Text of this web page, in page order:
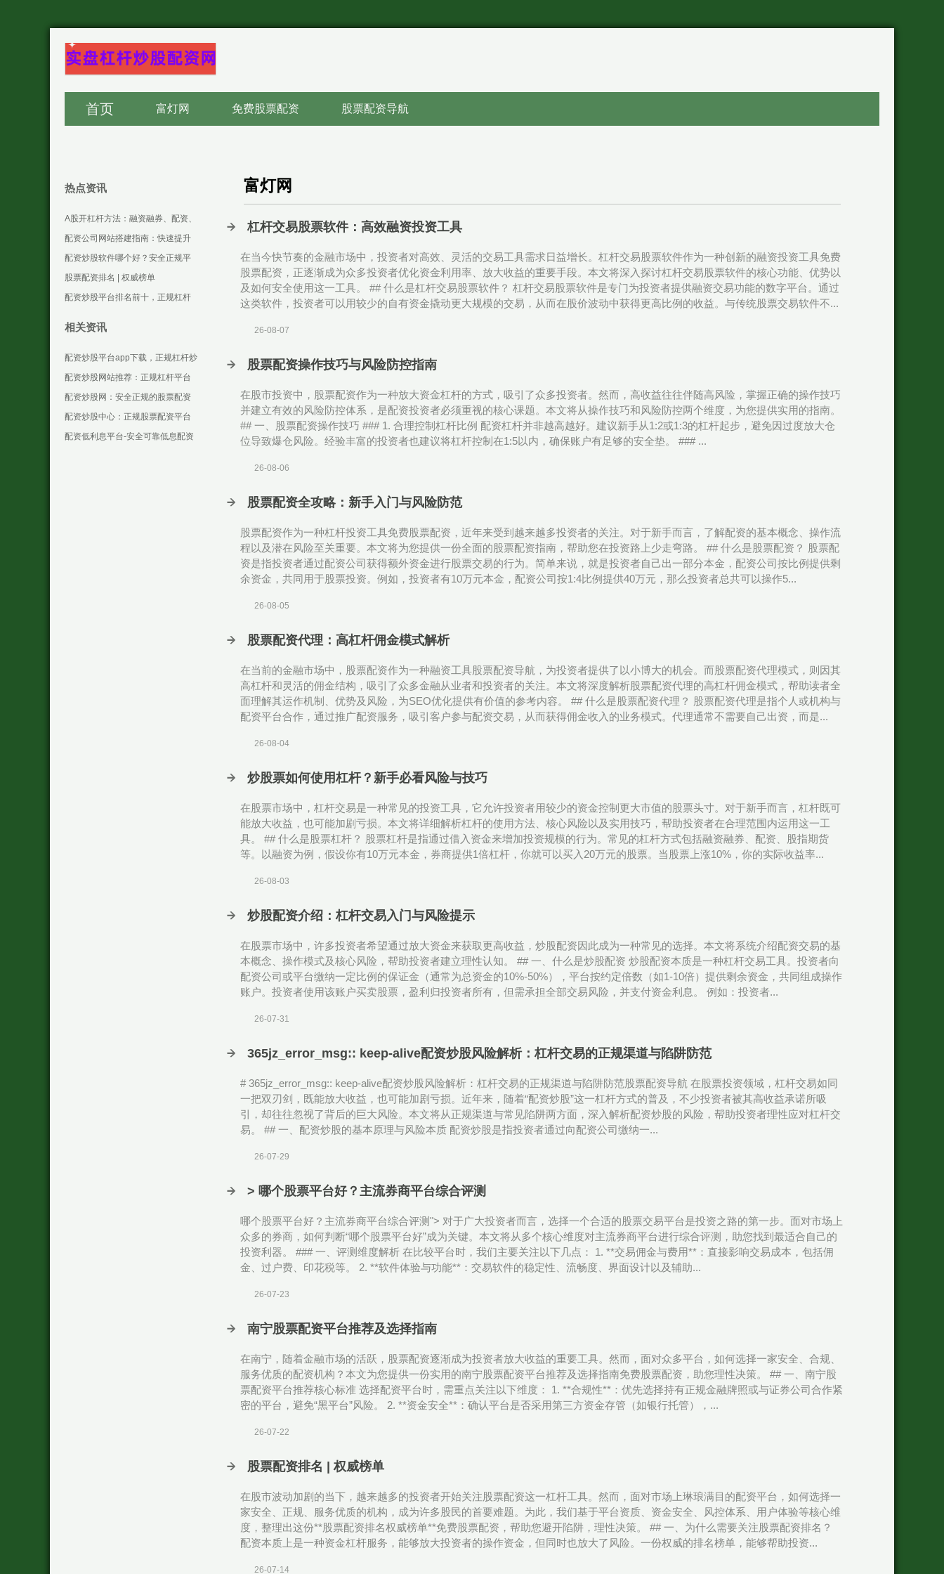
首页 富灯网 免费股票配资 股票配资导航
富灯网
杠杆交易股票软件：高效融资投资工具
在当今快节奏的金融市场中，投资者对高效、灵活的交易工具需求日益增长。杠杆交易股票软件作为一种创新的融资投资工具免费
股票配资，正逐渐成为众多投资者优化资金利用率、放大收益的重要手段。本文将深入探讨杠杆交易股票软件的核心功能、优势以
及如何安全使用这一工具。 ## 什么是杠杆交易股票软件？ 杠杆交易股票软件是专门为投资者提供融资交易功能的数字平台。通过
这类软件，投资者可以用较少的自有资金撬动更大规模的交易，从而在股价波动中获得更高比例的收益。与传统股票交易软件不...
26-08-07
股票配资操作技巧与风险防控指南
在股市投资中，股票配资作为一种放大资金杠杆的方式，吸引了众多投资者。然而，高收益往往伴随高风险，掌握正确的操作技巧
并建立有效的风险防控体系，是配资投资者必须重视的核心课题。本文将从操作技巧和风险防控两个维度，为您提供实用的指南。
## 一、股票配资操作技巧 ### 1. 合理控制杠杆比例 配资杠杆并非越高越好。建议新手从1:2或1:3的杠杆起步，避免因过度放大仓
位导致爆仓风险。经验丰富的投资者也建议将杠杆控制在1:5以内，确保账户有足够的安全垫。 ### ...
26-08-06
股票配资全攻略：新手入门与风险防范
股票配资作为一种杠杆投资工具免费股票配资，近年来受到越来越多投资者的关注。对于新手而言，了解配资的基本概念、操作流
程以及潜在风险至关重要。本文将为您提供一份全面的股票配资指南，帮助您在投资路上少走弯路。 ## 什么是股票配资？ 股票配
资是指投资者通过配资公司获得额外资金进行股票交易的行为。简单来说，就是投资者自己出一部分本金，配资公司按比例提供剩
余资金，共同用于股票投资。例如，投资者有10万元本金，配资公司按1:4比例提供40万元，那么投资者总共可以操作5...
26-08-05
股票配资代理：高杠杆佣金模式解析
在当前的金融市场中，股票配资作为一种融资工具股票配资导航，为投资者提供了以小博大的机会。而股票配资代理模式，则因其
高杠杆和灵活的佣金结构，吸引了众多金融从业者和投资者的关注。本文将深度解析股票配资代理的高杠杆佣金模式，帮助读者全
面理解其运作机制、优势及风险，为SEO优化提供有价值的参考内容。 ## 什么是股票配资代理？ 股票配资代理是指个人或机构与
配资平台合作，通过推广配资服务，吸引客户参与配资交易，从而获得佣金收入的业务模式。代理通常不需要自己出资，而是...
26-08-04
炒股票如何使用杠杆？新手必看风险与技巧
在股票市场中，杠杆交易是一种常见的投资工具，它允许投资者用较少的资金控制更大市值的股票头寸。对于新手而言，杠杆既可
能放大收益，也可能加剧亏损。本文将详细解析杠杆的使用方法、核心风险以及实用技巧，帮助投资者在合理范围内运用这一工
具。 ## 什么是股票杠杆？ 股票杠杆是指通过借入资金来增加投资规模的行为。常见的杠杆方式包括融资融券、配资、股指期货
等。以融资为例，假设你有10万元本金，券商提供1倍杠杆，你就可以买入20万元的股票。当股票上涨10%，你的实际收益率...
26-08-03
炒股配资介绍：杠杆交易入门与风险提示
在股票市场中，许多投资者希望通过放大资金来获取更高收益，炒股配资因此成为一种常见的选择。本文将系统介绍配资交易的基
本概念、操作模式及核心风险，帮助投资者建立理性认知。 ## 一、什么是炒股配资 炒股配资本质是一种杠杆交易工具。投资者向
配资公司或平台缴纳一定比例的保证金（通常为总资金的10%-50%），平台按约定倍数（如1-10倍）提供剩余资金，共同组成操作
账户。投资者使用该账户买卖股票，盈利归投资者所有，但需承担全部交易风险，并支付资金利息。 例如：投资者...
26-07-31
365jz_error_msg:: keep-alive配资炒股风险解析：杠杆交易的正规渠道与陷阱防范
# 365jz_error_msg:: keep-alive配资炒股风险解析：杠杆交易的正规渠道与陷阱防范股票配资导航 在股票投资领域，杠杆交易如同
一把双刃剑，既能放大收益，也可能加剧亏损。近年来，随着“配资炒股”这一杠杆方式的普及，不少投资者被其高收益承诺所吸
引，却往往忽视了背后的巨大风险。本文将从正规渠道与常见陷阱两方面，深入解析配资炒股的风险，帮助投资者理性应对杠杆交
易。 ## 一、配资炒股的基本原理与风险本质 配资炒股是指投资者通过向配资公司缴纳一...
26-07-29
> 哪个股票平台好？主流券商平台综合评测
哪个股票平台好？主流券商平台综合评测"> 对于广大投资者而言，选择一个合适的股票交易平台是投资之路的第一步。面对市场上
众多的券商，如何判断“哪个股票平台好”成为关键。本文将从多个核心维度对主流券商平台进行综合评测，助您找到最适合自己的
投资利器。 ### 一、评测维度解析 在比较平台时，我们主要关注以下几点： 1. **交易佣金与费用**：直接影响交易成本，包括佣
金、过户费、印花税等。 2. **软件体验与功能**：交易软件的稳定性、流畅度、界面设计以及辅助...
26-07-23
南宁股票配资平台推荐及选择指南
在南宁，随着金融市场的活跃，股票配资逐渐成为投资者放大收益的重要工具。然而，面对众多平台，如何选择一家安全、合规、
服务优质的配资机构？本文为您提供一份实用的南宁股票配资平台推荐及选择指南免费股票配资，助您理性决策。 ## 一、南宁股
票配资平台推荐核心标准 选择配资平台时，需重点关注以下维度： 1. **合规性**：优先选择持有正规金融牌照或与证券公司合作紧
密的平台，避免“黑平台”风险。 2. **资金安全**：确认平台是否采用第三方资金存管（如银行托管），...
26-07-22
股票配资排名 | 权威榜单
在股市波动加剧的当下，越来越多的投资者开始关注股票配资这一杠杆工具。然而，面对市场上琳琅满目的配资平台，如何选择一
家安全、正规、服务优质的机构，成为许多股民的首要难题。为此，我们基于平台资质、资金安全、风控体系、用户体验等核心维
度，整理出这份**股票配资排名权威榜单**免费股票配资，帮助您避开陷阱，理性决策。 ## 一、为什么需要关注股票配资排名？
配资本质上是一种资金杠杆服务，能够放大投资者的操作资金，但同时也放大了风险。一份权威的排名榜单，能够帮助投资...
26-07-14
热点资讯
A股开杠杆方法：融资融券、配资、
股指期货
配资公司网站搭建指南：快速提升
SEO收录的实用技巧
配资炒股软件哪个好？安全正规平
台推荐与使用指南
股票配资排名 | 权威榜单
配资炒股平台排名前十，正规杠杆
相关资讯
配资炒股平台app下载，正规杠杆炒
股软件推荐
配资炒股网站推荐：正规杠杆平台
排名与安全开户指南
配资炒股网：安全正规的股票配资
平台推荐与指南
配资炒股中心：正规股票配资平台
推荐与安全指南
配资低利息平台-安全可靠低息配资